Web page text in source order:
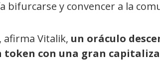
bifurcarse y convencer a la
afirma Vitalik, un oráculo
token con una gran